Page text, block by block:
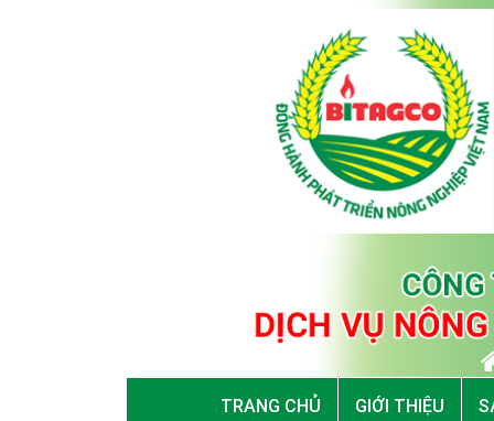
TRANG CHỦ GIỚI THIỆU